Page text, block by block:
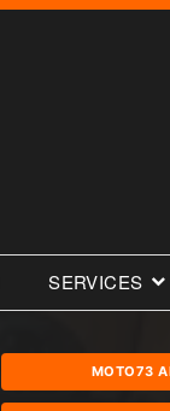
SERVICES
MOTO73